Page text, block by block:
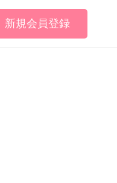
新規会員登録